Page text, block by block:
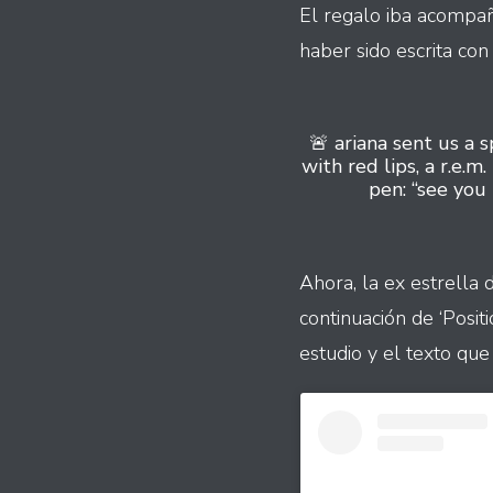
El regalo iba
haber sido escrita
🚨 ariana sent us a
with red lips, a
pen: “see
Ahora, la ex estrella
continuación de
estudio y el texto